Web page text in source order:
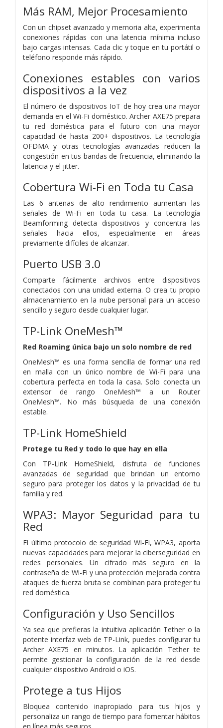
Más RAM, Mejor Procesamiento
Con un chipset avanzado y memoria alta, experimenta
conexiones rápidas con una latencia mínima incluso
bajo cargas intensas. Cada clic y toque en tu portátil o
teléfono responde más rápido.
Conexiones estables con varios
dispositivos a la vez
El número de dispositivos IoT de hoy crea una mayor
demanda en el Wi-Fi doméstico. Archer AXE75 prepara
tu red doméstica para el futuro con una mayor
capacidad de hasta 200+ dispositivos. La tecnología
OFDMA y otras tecnologías avanzadas reducen la
congestión en tus bandas de frecuencia, eliminando la
latencia y el jitter.
Cobertura Wi-Fi en Toda tu Casa
Las 6 antenas de alto rendimiento aumentan las
señales de Wi-Fi en toda tu casa. La tecnología
Beamforming detecta dispositivos y concentra las
señales hacia ellos, especialmente en áreas
previamente difíciles de alcanzar.
Puerto USB 3.0
Comparte fácilmente archivos entre dispositivos
conectados con una unidad externa. O crea tu propio
almacenamiento en la nube personal para un acceso
sencillo y seguro desde cualquier lugar.
TP-Link OneMesh™
Red Roaming única bajo un solo nombre de red
OneMesh™ es una forma sencilla de formar una red
en malla con un único nombre de Wi-Fi para una
cobertura perfecta en toda la casa. Solo conecta un
extensor de rango OneMesh™ a un Router
OneMesh™. No más búsqueda de una conexión
estable.
TP-Link HomeShield
Protege tu Red y todo lo que hay en ella
Con TP-Link HomeShield, disfruta de funciones
avanzadas de seguridad que brindan un entorno
seguro para proteger los datos y la privacidad de tu
familia y red.
WPA3: Mayor Seguridad para tu
Red
El último protocolo de seguridad Wi-Fi, WPA3, aporta
nuevas capacidades para mejorar la ciberseguridad en
redes personales. Un cifrado más seguro en la
contraseña de Wi-Fi y una protección mejorada contra
ataques de fuerza bruta se combinan para proteger tu
red doméstica.
Configuración y Uso Sencillos
Ya sea que prefieras la intuitiva aplicación Tether o la
potente interfaz web de TP-Link, puedes configurar tu
Archer AXE75 en minutos. La aplicación Tether te
permite gestionar la configuración de la red desde
cualquier dispositivo Android o iOS.
Protege a tus Hijos
Bloquea contenido inapropiado para tus hijos y
personaliza un rango de tiempo para fomentar hábitos
en línea más seguros.